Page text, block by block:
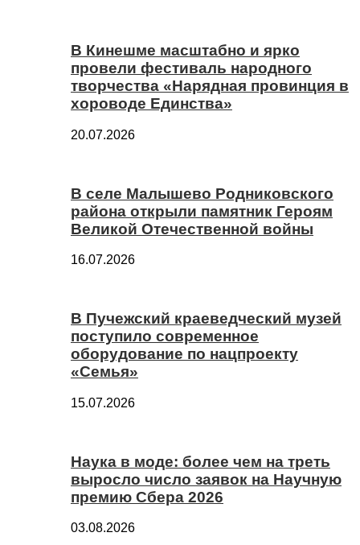
В Кинешме масштабно и ярко
провели фестиваль народного
творчества «Нарядная провинция в
хороводе Единства»
20.07.2026
В селе Малышево Родниковского
района открыли памятник Героям
Великой Отечественной войны
16.07.2026
В Пучежский краеведческий музей
поступило современное
оборудование по нацпроекту
«Семья»
15.07.2026
Наука в моде: более чем на треть
выросло число заявок на Научную
премию Сбера 2026
03.08.2026